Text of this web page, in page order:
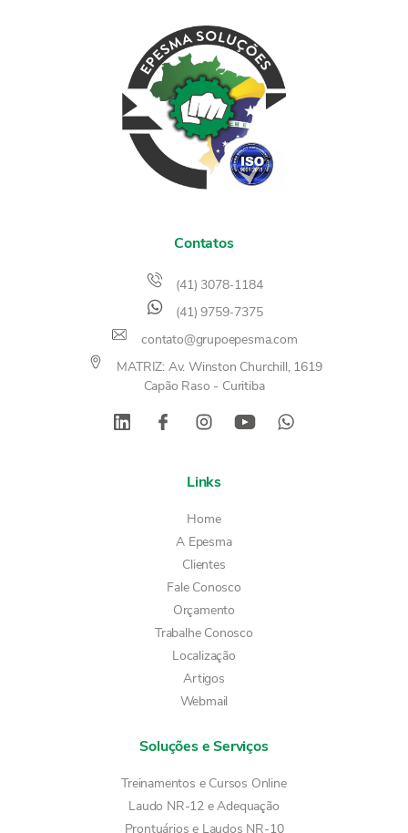
Contatos
(41) 3078-1184
(41) 9759-7375
contato@grupoepesma.com
MATRIZ: Av. Winston Churchill, 1619
Capão Raso - Curitiba
Links
Home
A Epesma
Clientes
Fale Conosco
Orçamento
Trabalhe Conosco
Localização
Artigos
Webmail
Soluções e Serviços
Treinamentos e Cursos Online
Laudo NR-12 e Adequação
Prontuários e Laudos NR-10